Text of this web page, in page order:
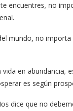
encuentres, no
mundo, no
en abundancia,
es según
dice que no